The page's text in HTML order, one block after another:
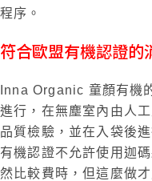
程序。
符合歐盟有機認證的
Inna Organic 童顏有機
進行，在無塵室內由人
品質檢驗，並在入袋後
有機認證不允許使用迦
然比較費時，但這麼做